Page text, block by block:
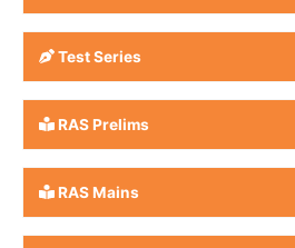
Test Series
RAS Prelims
RAS Mains